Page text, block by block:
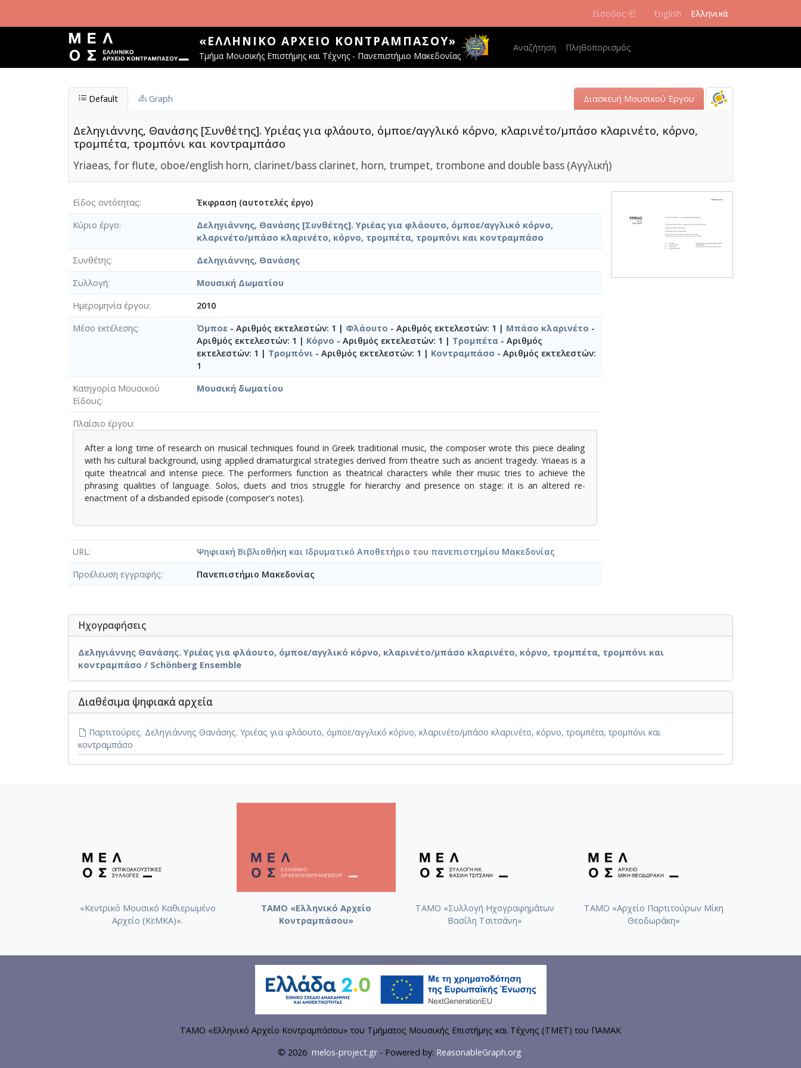
Είσοδος English Ελληνικά
«ΕΛΛΗΝΙΚΌ ΑΡΧΕΊΟ ΚΟΝΤΡΑΜΠΆΣΟΥ»
Τμήμα Μουσικής Επιστήμης και Τέχνης - Πανεπιστήμιο Μακεδονίας
Main navigation
Αναζήτηση Πληθοπορισμός
Default Graph Διασκευή Μουσικού Έργου
Δεληγιάννης, Θανάσης [Συνθέτης]. Υριέας για φλάουτο, όμποε/αγγλικό κόρνο, κλαρινέτο/μπάσο κλαρινέτο, κόρνο,
τρομπέτα, τρομπόνι και κοντραμπάσο
Yriaeas, for flute, oboe/english horn, clarinet/bass clarinet, horn, trumpet, trombone and double bass (Αγγλική)
Είδος οντότητας
Έκφραση (αυτοτελές έργο)
Κύριο έργο
Δεληγιάννης, Θανάσης [Συνθέτης]. Υριέας για φλάουτο, όμποε/αγγλικό κόρνο,
κλαρινέτο/μπάσο κλαρινέτο, κόρνο, τρομπέτα, τρομπόνι και κοντραμπάσο
Συνθέτης
Δεληγιάννης, Θανάσης
Συλλογή
Μουσική Δωματίου
Ημερομηνία έργου
2010
Μέσο εκτέλεσης
Όμποε - Αριθμός εκτελεστών: 1 | Φλάουτο - Αριθμός εκτελεστών: 1 | Μπάσο κλαρινέτο -
Αριθμός εκτελεστών: 1 | Κόρνο - Αριθμός εκτελεστών: 1 | Τρομπέτα - Αριθμός
εκτελεστών: 1 | Τρομπόνι - Αριθμός εκτελεστών: 1 | Κοντραμπάσο - Αριθμός εκτελεστών:
1
Κατηγορία Μουσικού
Είδους
Μουσική δωματίου
Πλαίσιο έργου
After a long time of research on musical techniques found in Greek traditional music, the composer wrote this piece dealing
with his cultural background, using applied dramaturgical strategies derived from theatre such as ancient tragedy. Yriaeas is a
quite theatrical and intense piece. The performers function as theatrical characters while their music tries to achieve the
phrasing qualities of language. Solos, duets and trios struggle for hierarchy and presence on stage: it is an altered re-
enactment of a disbanded episode (composer's notes).
URL
Ψηφιακή Βιβλιοθήκη και Ιδρυματικό Αποθετήριο του πανεπιστημίου Μακεδονίας
Προέλευση εγγραφής
Πανεπιστήμιο Μακεδονίας
Ηχογραφήσεις
Δεληγιάννης Θανάσης. Υριέας για φλάουτο, όμποε/αγγλικό κόρνο, κλαρινέτο/μπάσο κλαρινέτο, κόρνο, τρομπέτα, τρομπόνι και
κοντραμπάσο / Schönberg Ensemble
Διαθέσιμα ψηφιακά αρχεία
Παρτιτούρες. Δεληγιάννης Θανάσης. Υριέας για φλάουτο, όμποε/αγγλικό κόρνο, κλαρινέτο/μπάσο κλαρινέτο, κόρνο, τρομπέτα, τρομπόνι και
κοντραμπάσο
«Κεντρικό Μουσικό Καθιερωμένο
Αρχείο (ΚεΜΚΑ)».
ΤΑΜΟ «Ελληνικό Αρχείο
Κοντραμπάσου»
ΤΑΜΟ «Συλλογή Ηχογραφημάτων
Βασίλη Τσιτσάνη»
ΤΑΜΟ «Αρχείο Παρτιτούρων Μίκη
Θεοδωράκη»
ΤΑΜΟ «Ελληνικό Αρχείο Κοντραμπάσου» του Τμήματος Μουσικής Επιστήμης και Τέχνης (ΤΜΕΤ) του ΠΑΜΑΚ
© 2026 melos-project.gr- Powered by: ReasonableGraph.org